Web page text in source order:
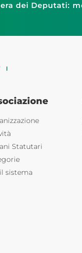
Statutari
sistema